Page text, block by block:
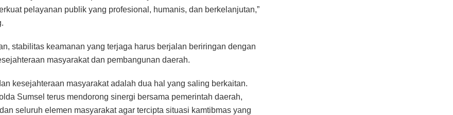
pelayanan publik yang profesional, humanis, dan berkelanjutan,”
stabilitas keamanan yang terjaga harus berjalan beriringan dengan
masyarakat dan pembangunan daerah.
kesejahteraan masyarakat adalah dua hal yang saling berkaitan.
Sumsel terus mendorong sinergi bersama pemerintah daerah,
seluruh elemen masyarakat agar tercipta situasi kamtibmas yang